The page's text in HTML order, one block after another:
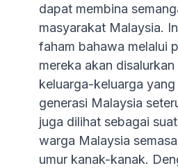
dapat membina
masyarakat Malaysia.
faham bahawa melalui
mereka akan
keluarga-keluarga
generasi Malaysia
juga dilihat sebagai
warga Malaysia
umur kanak-kanak.